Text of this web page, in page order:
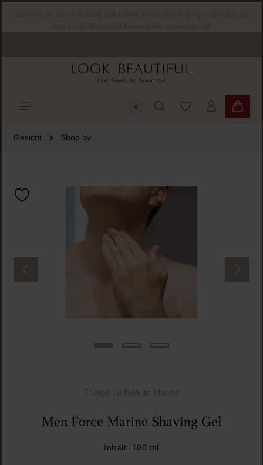
Du hast 0
Gesicht Shop by...
Thalgo La Beauté Marine
Men Force Marine Shaving Gel
Inhalt: 100 ml